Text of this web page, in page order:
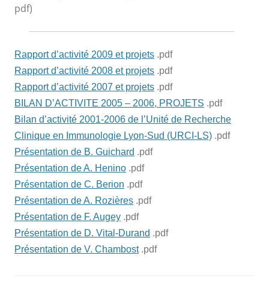
pdf)
Rapport d’activité 2009 et projets .pdf
Rapport d’activité 2008 et projets .pdf
Rapport d’activité 2007 et projets .pdf
BILAN D’ACTIVITE 2005 – 2006, PROJETS .pdf
Bilan d’activité 2001-2006 de l’Unité de Recherche
Clinique en Immunologie Lyon-Sud (URCI-LS) .pdf
Présentation de B. Guichard .pdf
Présentation de A. Henino .pdf
Présentation de C. Berion .pdf
Présentation de A. Rozières .pdf
Présentation de F. Augey .pdf
Présentation de D. Vital-Durand .pdf
Présentation de V. Chambost.pdf